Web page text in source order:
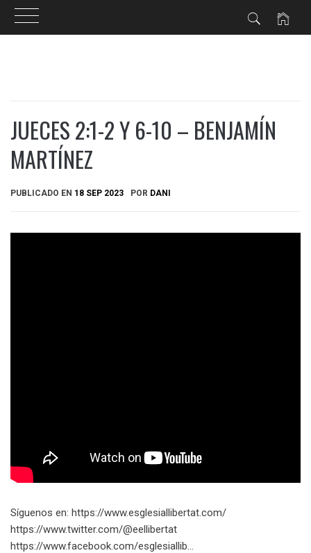
JUECES 2:1-2 Y 6-10 – BENJAMÍN
MARTÍNEZ
PUBLICADO EN 18 SEP 2023 POR DANI
Síguenos en: https://www.esglesiallibertat.com/​​​
https://www.twitter.com/@eellibertat​​​
https://www.facebook.com/esglesiallib…​